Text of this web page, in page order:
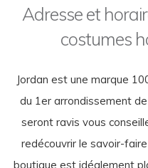
Adresse et
costumes
Jordan est une marque
du 1er arrondissement
seront ravis vous
redécouvrir le savoir-
boutique est idéalement